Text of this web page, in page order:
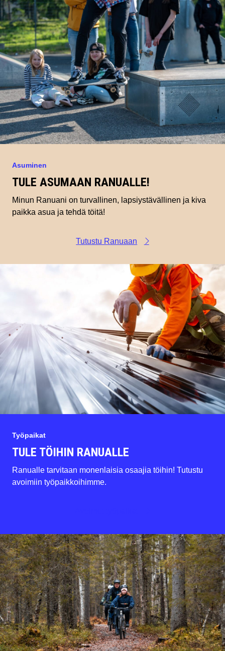
Asuminen
TULE ASUMAAN RANUALLE!
Minun Ranuani on turvallinen, lapsiystävällinen ja kiva
paikka asua ja tehdä töitä!
Tutustu Ranuaan
Työpaikat
TULE TÖIHIN RANUALLE
Ranualle tarvitaan monenlaisia osaajia töihin! Tutustu
avoimiin työpaikkoihimme.